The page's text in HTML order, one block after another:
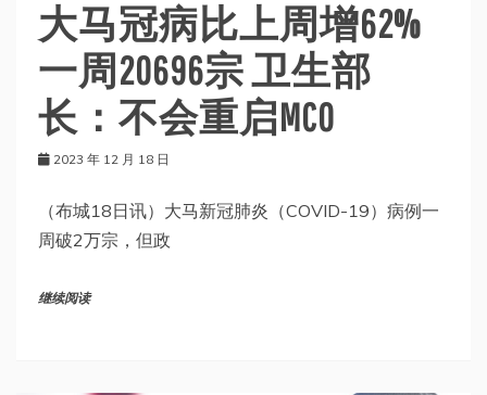
大马冠病比上周增62%
一周20696宗 卫生部
长：不会重启MCO
2023 年 12 月 18 日
（布城18日讯）大马新冠肺炎（COVID-19）病例一
周破2万宗，但政
继续阅读